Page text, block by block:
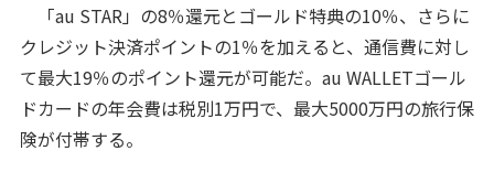
「au STAR」の8％還元とゴールド特典の10％、さらに
クレジット決済ポイントの1％を加えると、通信費に対し
て最大19％のポイント還元が可能だ。au WALLETゴール
ドカードの年会費は税別1万円で、最大5000万円の旅行保
険が付帯する。